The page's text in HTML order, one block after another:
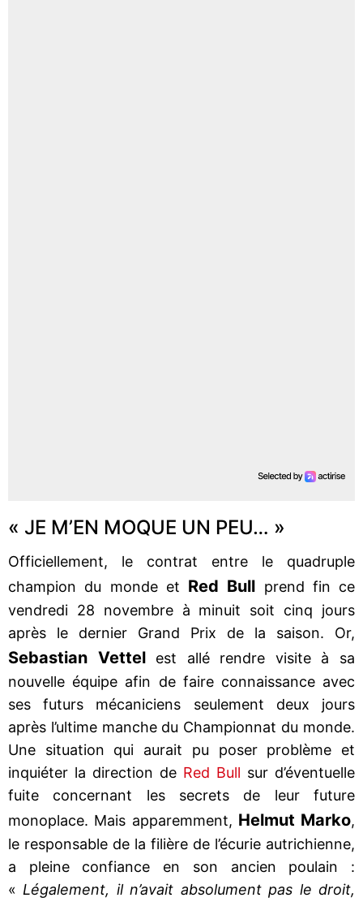
« JE M’EN MOQUE UN PEU… »
Officiellement, le contrat entre le quadruple
champion du monde et Red Bull prend fin ce
vendredi 28 novembre à minuit soit cinq jours
après le dernier Grand Prix de la saison. Or,
Sebastian Vettelest allé rendre visite à sa
nouvelle équipe afin de faire connaissance avec
ses futurs mécaniciens seulement deux jours
après l’ultime manche du Championnat du monde.
Une situation qui aurait pu poser problème et
inquiéter la direction de Red Bull sur d’éventuelle
fuite concernant les secrets de leur future
monoplace. Mais apparemment, Helmut Marko,
le responsable de la filière de l’écurie autrichienne,
a pleine confiance en son ancien poulain :
« Légalement, il n’avait absolument pas le droit,